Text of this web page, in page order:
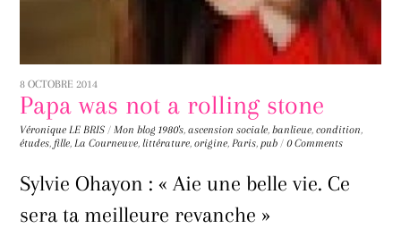
8 OCTOBRE 2014
Papa was not a rolling stone
Véronique LE BRIS / Mon blog 1980's,ascension sociale,banlieue,condition,
études, fille,La Courneuve,littérature,origine,Paris,pub / 0 Comments
Sylvie Ohayon : « Aie une belle vie. Ce
sera ta meilleure revanche »